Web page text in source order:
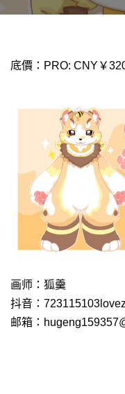
底價：PRO: CNY￥
画师：狐羹
抖音：
邮箱：